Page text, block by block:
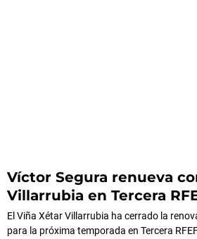
Víctor Segura renueva
Villarrubia en Tercera
El Viña Xétar Villarrubia ha cerrado la
para la próxima temporada en Tercera